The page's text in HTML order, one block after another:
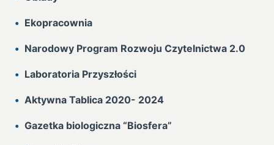
Ekopracownia
Narodowy Program Rozwoju Czytelnictwa 2.0
Laboratoria Przyszłości
Aktywna Tablica 2020- 2024
Gazetka biologiczna “Biosfera”